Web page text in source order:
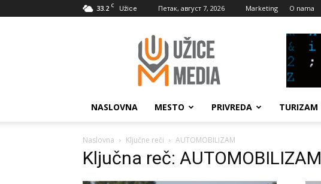
33.2 C Užice Петак, август 7, 2026 Marketing O nama
UžiceMedia
NASLOVNA MESTO PRIVREDA TURIZAM
Naslovna Ključne reči AUTOMOBILIZAM
Ključna reč: AUTOMOBILIZAM